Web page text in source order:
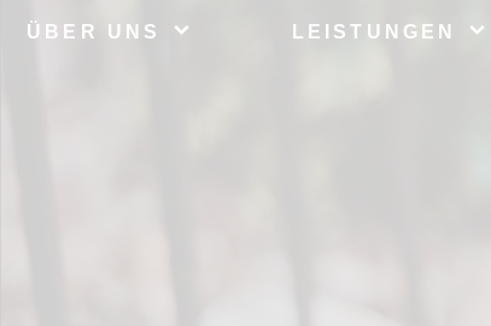
ÜBER UNS LEISTUNGEN